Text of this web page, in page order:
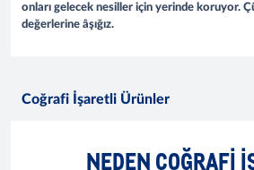
onları gelecek nesiller için yerinde koruyor.
değerlerine âşığız.
Coğrafi İşaretli Ürünler
NEDEN COĞRAFI